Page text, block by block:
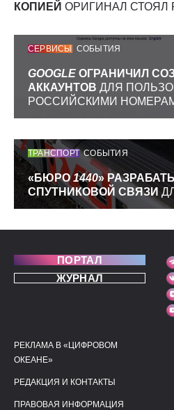
КОПИЕЙ ОРИГИНАЛ СТОЯЛ
СЕРВИСЫ СОБЫТИЯ
GOOGLE ОГРАНИЧИЛ
АККАУНТОВ ДЛЯ
РОССИЙСКИМИ
ТРАНСПОРТ СОБЫТИЯ
«БЮРО1440»
СПУТНИКОВОЙ СВЯЗИ
ПОРТАЛ
ЖУРНАЛ
ПОЛЕЗНЫЕ ССЫЛКИ
РЕКЛАМА В «ЦИФРОВОМ
ОКЕАНЕ»
РЕДАКЦИЯ И КОНТАКТЫ
ПРАВОВАЯ ИНФОРМАЦИЯ